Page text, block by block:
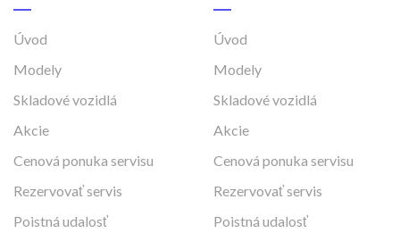
Úvod
Modely
Skladové vozidlá
Akcie
Cenová ponuka servisu
Rezervovať servis
Poistná udalosť
Úvod
Modely
Skladové vozidlá
Akcie
Cenová ponuka servisu
Rezervovať servis
Poistná udalosť